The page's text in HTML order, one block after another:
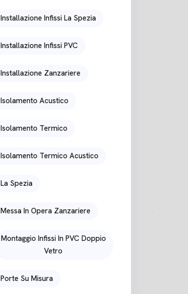
Installazione Infissi La Spezia
Installazione Infissi PVC
Installazione Zanzariere
Isolamento Acustico
Isolamento Termico
Isolamento Termico Acustico
La Spezia
Messa In Opera Zanzariere
Montaggio Infissi In PVC Doppio
Vetro
Porte Su Misura